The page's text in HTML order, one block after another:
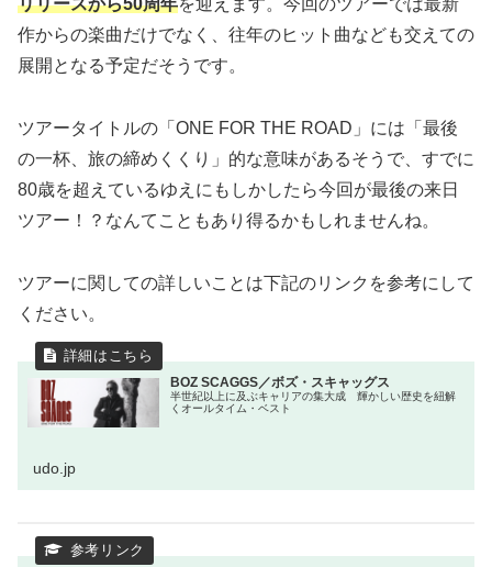
リリースから50周年を迎えます。今回のツアーでは最新
作からの楽曲だけでなく、往年のヒット曲なども交えての
展開となる予定だそうです。
ツアータイトルの「ONE FOR THE ROAD」には「最後
の一杯、旅の締めくくり」的な意味があるそうで、すでに
80歳を超えているゆえにもしかしたら今回が最後の来日
ツアー！？なんてこともあり得るかもしれませんね。
ツアーに関しての詳しいことは下記のリンクを参考にして
ください。
BOZ SCAGGS／ボズ・スキャッグス
半世紀以上に及ぶキャリアの集大成 輝かしい歴史を紐解
くオールタイム・ベスト
udo.jp